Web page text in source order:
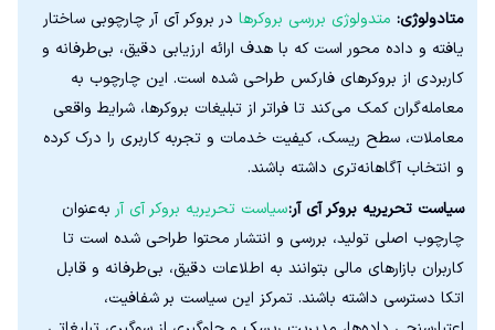
متادولوژی: متدولوژی بررسی بروکرها در بروکر آی آر چارچوبی ساختار
یافته و داده‌ محور است که با هدف ارائه ارزیابی دقیق، بی‌طرفانه و
کاربردی از بروکرهای فارکس طراحی شده است. این چارچوب به
معامله‌گران کمک می‌کند تا فراتر از تبلیغات بروکرها، شرایط واقعی
معاملات، سطح ریسک، کیفیت خدمات و تجربه کاربری را درک کرده
و انتخاب آگاهانه‌تری داشته باشند.
سیاست تحریریه بروکر آی آر:سیاست تحریریه بروکر آی آر به‌عنوان
چارچوب اصلی تولید، بررسی و انتشار محتوا طراحی شده است تا
کاربران بازارهای مالی بتوانند به اطلاعات دقیق، بی‌طرفانه و قابل
اتکا دسترسی داشته باشند. تمرکز این سیاست بر شفافیت،